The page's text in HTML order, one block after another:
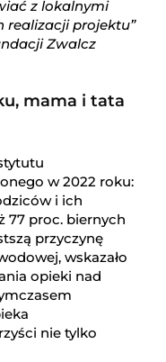
z lokalnymi
realizacji projektu”
Zwalcz
mama i tata
w 2022 roku:
i ich
77 proc. biernych
przyczynę
wskazało
opieki nad
nie tylko